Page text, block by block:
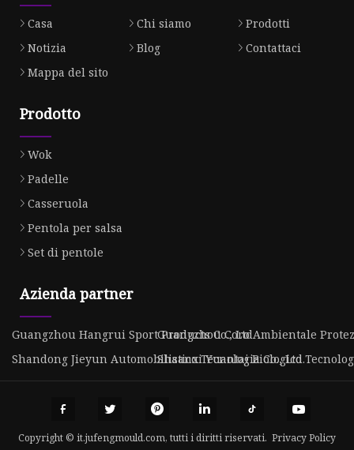
Casa Chi siamo
Prodotti
Notizia
Blog
Contattaci
Mappa del sito
Prodotto
Wok
Padelle
Casseruola
Pentola per salsa
Set di pentole
Azienda partner
Guangzhou Hangrui Sport Products Co., Ltd
Guangzhou Coro Ambientale
Shandong Jieyun Automobilistico Tecnologia Co., Ltd.
Shaanxi Yuantai Biologico
Copyright © it.jufengmould.com, tutti i diritti riservati. Privacy Policy